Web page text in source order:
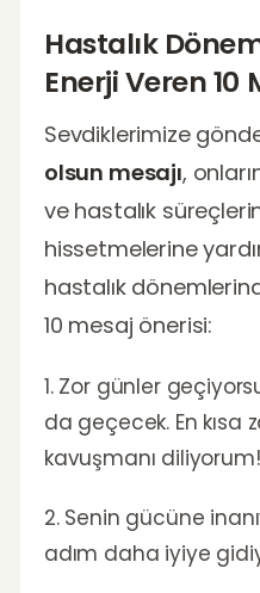
Hastalık
Enerji Veren 10
Sevdiklerimize
olsun mesajı,
ve hastalık
hissetmelerine
hastalık
10 mesaj önerisi:
1. Zor günler
da geçecek. En kısa
kavuşmanı diliyorum!
2. Senin gücüne
adım daha iyiye